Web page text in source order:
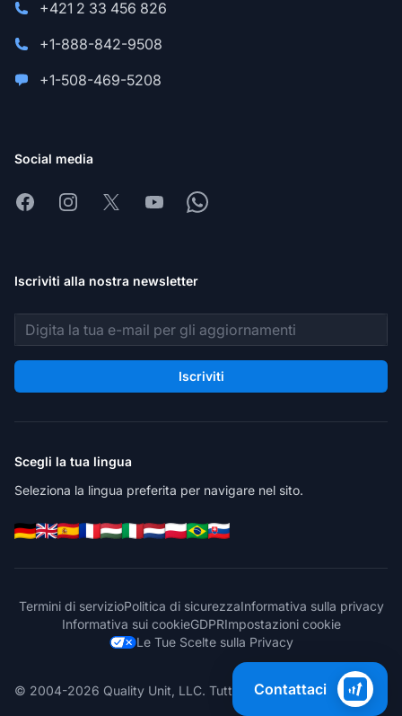
+421 2 33 456 826
+1-888-842-9508
+1-508-469-5208
Social media
FacebookInstagram
X YoutubeWhatsapp
Iscriviti alla nostra newsletter
Indirizzo email
Iscriviti
Scegli la tua lingua
Seleziona la lingua preferita per navigare nel sito.
Termini di servizioPolitica di sicurezzaInformativa sulla privacy
Informativa sui cookieGDPRImpostazioni cookie
Le Tue Scelte sulla Privacy
© 2004-2026 Quality Unit, LLC. Tutti i diritti riservati.
Contattaci